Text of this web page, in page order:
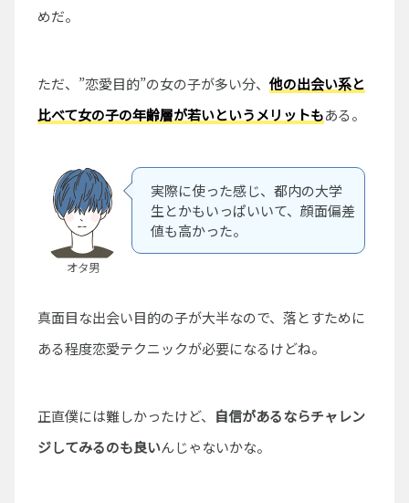
めだ。
ただ、”恋愛目的”の女の子が多い分、 他の出会い系と
比べて女の子の年齢層が若いというメリットもある。
オタ男
実際に使った感じ、都内の大学
生とかもいっぱいいて、顔面偏差
値も高かった。
真面目な出会い目的の子が大半なので、落とすために
ある程度恋愛テクニックが必要になるけどね。
正直僕には難しかったけど、 自信があるならチャレン
ジしてみるのも良いんじゃないかな。